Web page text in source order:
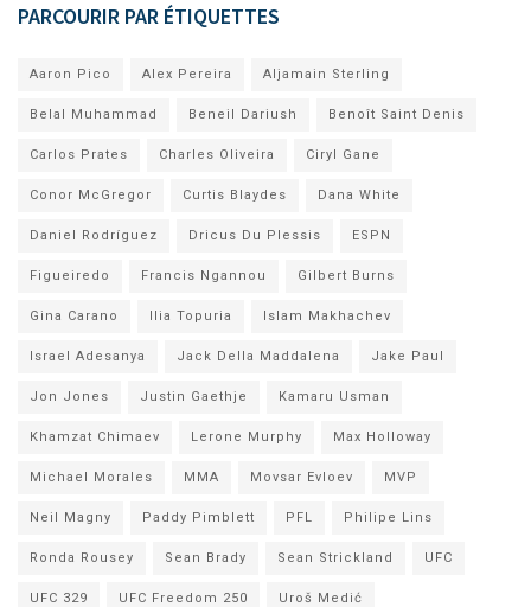
PARCOURIR PAR ÉTIQUETTES
Aaron Pico Alex Pereira Aljamain Sterling
Belal Muhammad Beneil Dariush Benoît Saint Denis
Carlos Prates Charles Oliveira Ciryl Gane
Conor McGregor Curtis Blaydes Dana White
Daniel Rodríguez Dricus Du Plessis ESPN
Figueiredo Francis Ngannou Gilbert Burns
Gina Carano Ilia Topuria Islam Makhachev
Israel Adesanya Jack Della Maddalena Jake Paul
Jon Jones Justin Gaethje Kamaru Usman
Khamzat Chimaev Lerone Murphy Max Holloway
Michael Morales MMA Movsar Evloev MVP
Neil Magny Paddy Pimblett PFL Philipe Lins
Ronda Rousey Sean Brady Sean Strickland UFC
UFC 329 UFC Freedom 250 Uroš Medić